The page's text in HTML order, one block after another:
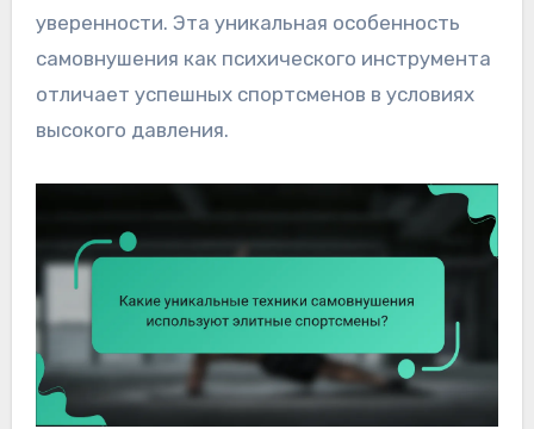
уверенности. Эта уникальная особенность
самовнушения как психического инструмента
отличает успешных спортсменов в условиях
высокого давления.